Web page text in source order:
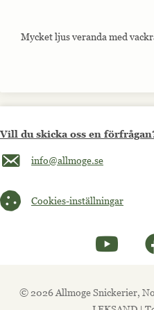
Mycket ljus veranda med
Vill du skicka oss en
Maila oss på info@allmoge.se
info@allmoge.se
Cookies-inställningar
Cookies-inställningar
© 2026 Allmoge Snickerier,